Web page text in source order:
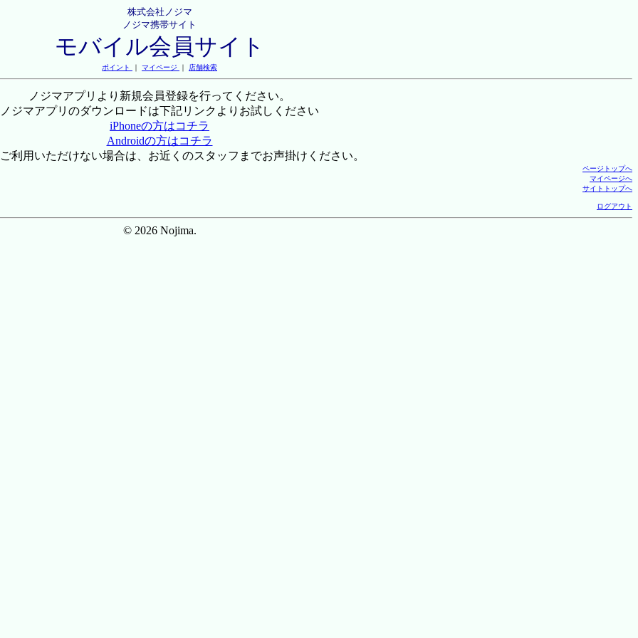
株式会社ノジマ
ノジマ携帯サイト
モバイル会員サイト
ポイント ｜ マイページ ｜ 店舗検索
ノジマアプリより新規会員登録を行ってください。
ノジマアプリのダウンロードは下記リンクよりお試しください
iPhoneの方はコチラ
Androidの方はコチラ
利用いただけない場合は、お近くのスタッフまでお声掛けください。
ページトップへ
マイページへ
サイトトップへ
ログアウト
© 2026 Nojima.